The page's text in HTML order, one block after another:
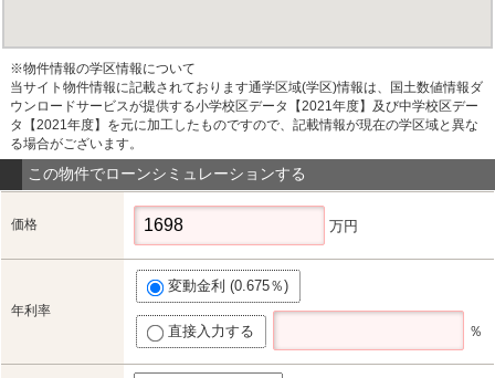
※物件情報の学区情報について
当サイト物件情報に記載されております通学区域(学区)情報は、国土数値情報ダ
ウンロードサービスが提供する小学校区データ【2021年度】及び中学校区デー
タ【2021年度】を元に加工したものですので、記載情報が現在の学区域と異な
る場合がございます。
この物件でローンシミュレーションする
価格 万円
年利率
変動金利 (0.675％)
直接入力する ％